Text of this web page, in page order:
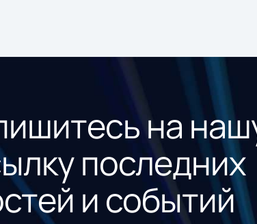
на
последних
и событий